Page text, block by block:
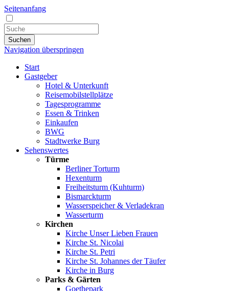
Seitenanfang
Suchen
Navigation überspringen
Start
Gastgeber
Hotel & Unterkunft
Reisemobilstellplätze
Tagesprogramme
Essen & Trinken
Einkaufen
BWG
Stadtwerke Burg
Sehenswertes
Türme
Berliner Torturm
Hexenturm
Freiheitsturm (Kuhturm)
Bismarckturm
Wasserspeicher & Verladekran
Wasserturm
Kirchen
Kirche Unser Lieben Frauen
Kirche St. Nicolai
Kirche St. Petri
Kirche St. Johannes der Täufer
Kirche in Burg
Parks & Gärten
Goethepark